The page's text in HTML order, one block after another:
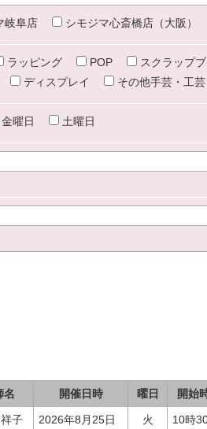
岐阜店 シモジマ心斎橋店（大阪）
ラッピング POP
スクラップ
ディスプレイ その他手芸・工芸
金曜日 土曜日
名 開催日時 曜日 開始
子
2026年8月25日 火 10時